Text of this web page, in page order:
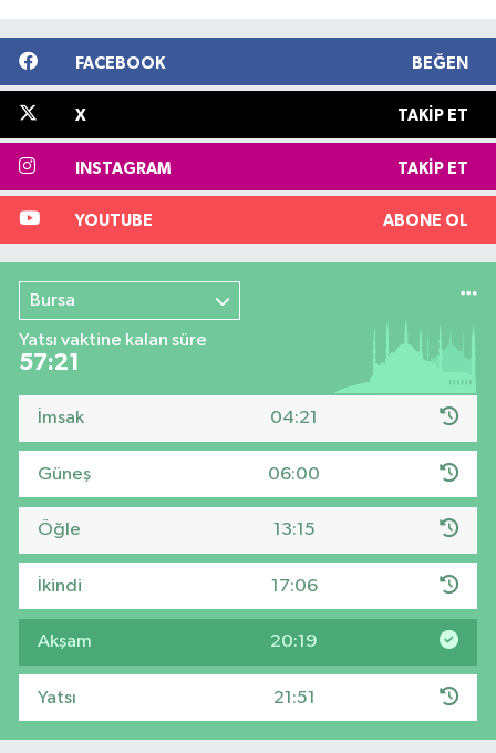
FACEBOOK BEĞEN
X TAKIP ET
INSTAGRAM TAKIP ET
YOUTUBE ABONE OL
Bursa
Yatsı vaktine kalan süre
57:20
İmsak 04:21
Güneş 06:00
Öğle 13:15
İkindi 17:06
Akşam 20:19
Yatsı 21:51